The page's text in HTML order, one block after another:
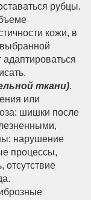
рубцы.
кожи, в
адаптироваться
ткани).
или
шишки после
нарушение
процессы,
отсутствие